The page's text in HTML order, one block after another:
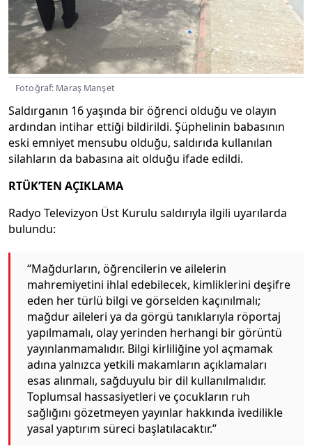
Fotoğraf: Maraş Manşet
Saldırganın 16 yaşında bir öğrenci olduğu ve olayın
ardından intihar ettiği bildirildi. Şüphelinin babasının
eski emniyet mensubu olduğu, saldırıda kullanılan
silahların da babasına ait olduğu ifade edildi.
RTÜK’TEN AÇIKLAMA
Radyo Televizyon Üst Kurulu saldırıyla ilgili uyarılarda
bulundu:
“Mağdurların, öğrencilerin ve ailelerin
mahremiyetini ihlal edebilecek, kimliklerini deşifre
eden her türlü bilgi ve görselden kaçınılmalı;
mağdur aileleri ya da görgü tanıklarıyla röportaj
yapılmamalı, olay yerinden herhangi bir görüntü
yayınlanmamalıdır. Bilgi kirliliğine yol açmamak
adına yalnızca yetkili makamların açıklamaları
esas alınmalı, sağduyulu bir dil kullanılmalıdır.
Toplumsal hassasiyetleri ve çocukların ruh
sağlığını gözetmeyen yayınlar hakkında ivedilikle
yasal yaptırım süreci başlatılacaktır.”